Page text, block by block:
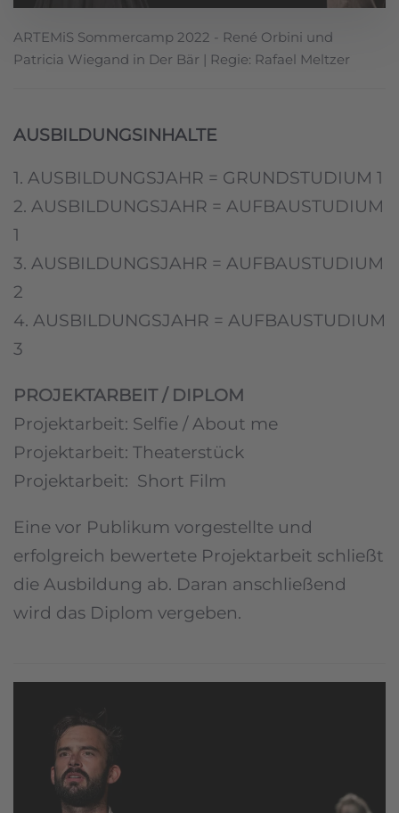
ARTEMiS Sommercamp 2022 - René Orbini und
Patricia Wiegand in Der Bär | Regie: Rafael Meltzer
AUSBILDUNGSINHALTE
1. AUSBILDUNGSJAHR = GRUNDSTUDIUM 1
2. AUSBILDUNGSJAHR = AUFBAUSTUDIUM
1
3. AUSBILDUNGSJAHR = AUFBAUSTUDIUM
2
4. AUSBILDUNGSJAHR = AUFBAUSTUDIUM
3
PROJEKTARBEIT / DIPLOM
Projektarbeit: Selfie / About me
Projektarbeit: Theaterstück
Projektarbeit: Short Film
Eine vor Publikum vorgestellte und
erfolgreich bewertete Projektarbeit schließt
die Ausbildung ab. Daran anschließend
wird das Diplom vergeben.